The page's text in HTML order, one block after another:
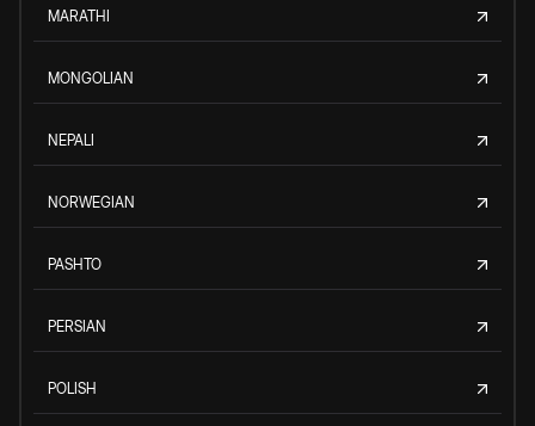
MARATHI
MONGOLIAN
NEPALI
NORWEGIAN
PASHTO
PERSIAN
POLISH